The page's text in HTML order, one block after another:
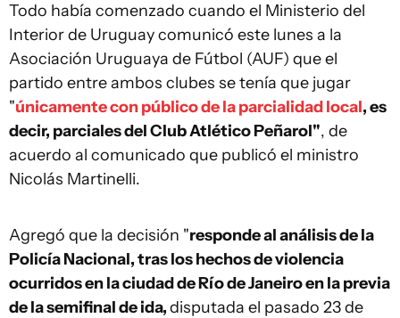
Todo había comenzado cuando el Ministerio del
Interior de Uruguay comunicó este lunes a la
Asociación Uruguaya de Fútbol (AUF) que el
partido entre ambos clubes se tenía que jugar
"únicamente con público de la parcialidad local, es
decir, parciales del Club Atlético Peñarol", de
acuerdo al comunicado que publicó el ministro
Nicolás Martinelli.
Agregó que la decisión "responde al análisis de la
Policía Nacional, tras los hechos de violencia
ocurridos en la ciudad de Río de Janeiro en la previa
de la semifinal de ida,disputada el pasado 23 de